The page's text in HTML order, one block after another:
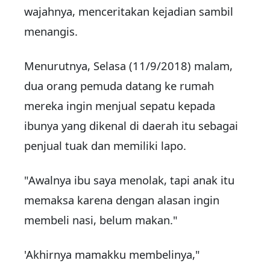
wajahnya, menceritakan kejadian sambil
menangis.
Menurutnya, Selasa (11/9/2018) malam,
dua orang pemuda datang ke rumah
mereka ingin menjual sepatu kepada
ibunya yang dikenal di daerah itu sebagai
penjual tuak dan memiliki lapo.
"Awalnya ibu saya menolak, tapi anak itu
memaksa karena dengan alasan ingin
membeli nasi, belum makan."
'Akhirnya mamakku membelinya,"